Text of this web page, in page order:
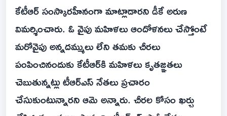
కేటీఆర్ సంస్కార‌హీనంగా మాట్లాడార‌ని డీకే అరుణ
విమ‌ర్శించారు. ఓ వైపు మ‌హిళ‌లు ఆందోళ‌న‌లు చేస్తోంటే
మ‌రోవైపు అన్న‌ద‌మ్ములు లేని త‌మ‌కు చీర‌లు
పంపించినందుకు కేటీఆర్‌కి మ‌హిళ‌లు కృత‌జ్ఞ‌త‌లు
చెబుతున్న‌ట్లు టీఆర్ఎస్ నేత‌లు ప్ర‌చారం
చేసుకుంటున్నార‌ని ఆమె అన్నారు. చీర‌ల కోసం ఖ‌ర్చు